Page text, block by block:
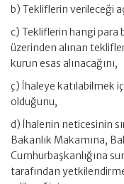
b) Tekliflerin verileceği
c) Tekliflerin hangi para
üzerinden alınan
kurun esas alınacağını,
ç) İhaleye katılabilmek
olduğunu,
d) İhalenin neticesinin
Bakanlık Makamına,
Cumhurbaşkanlığına
tarafından